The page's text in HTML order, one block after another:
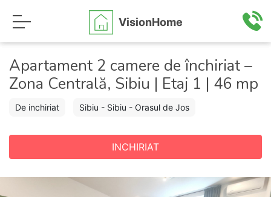
VisionHome
Apartament 2 camere de închiriat –
Zona Centrală, Sibiu | Etaj 1 | 46 mp
De inchiriat Sibiu - Sibiu - Orasul de Jos
INCHIRIAT